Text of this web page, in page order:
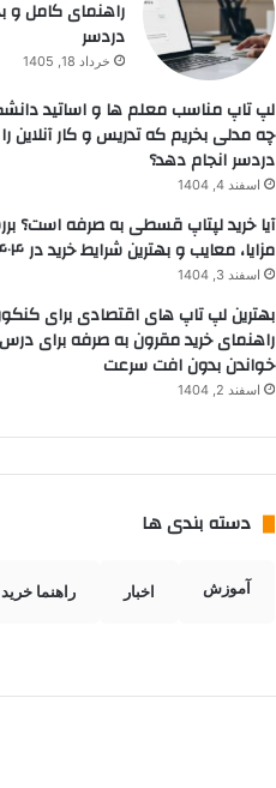
راهنمای کامل و
دردسر
خرداد 18, 1405
لپ تاپ مناسب معلم ها و اساتید
چه مدلی بخریم که تدریس و کار آنلاین
دردسر انجام دهد؟
اسفند 4, 1404
آیا خرید لپتاپ قسطی به صرفه است؟
مزایا، معایب و بهترین شرایط خرید در ۱۴۰۴
اسفند 3, 1404
بهترین لپ تاپ های اقتصادی برای
راهنمای خرید مقرون به صرفه برای درس
خواندن بدون افت سرعت
اسفند 2, 1404
دسته بندی ها
آموزش اخبار راهنما خرید